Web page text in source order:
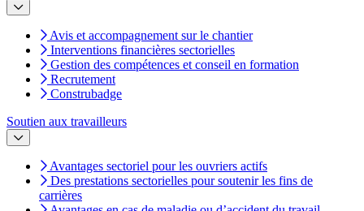
Avis et accompagnement sur le chantier
Interventions financières sectorielles
Gestion des compétences et conseil en formation
Recrutement
Construbadge
Soutien aux travailleurs
Avantages sectoriel pour les ouvriers actifs
Des prestations sectorielles pour soutenir les fins de
carrières